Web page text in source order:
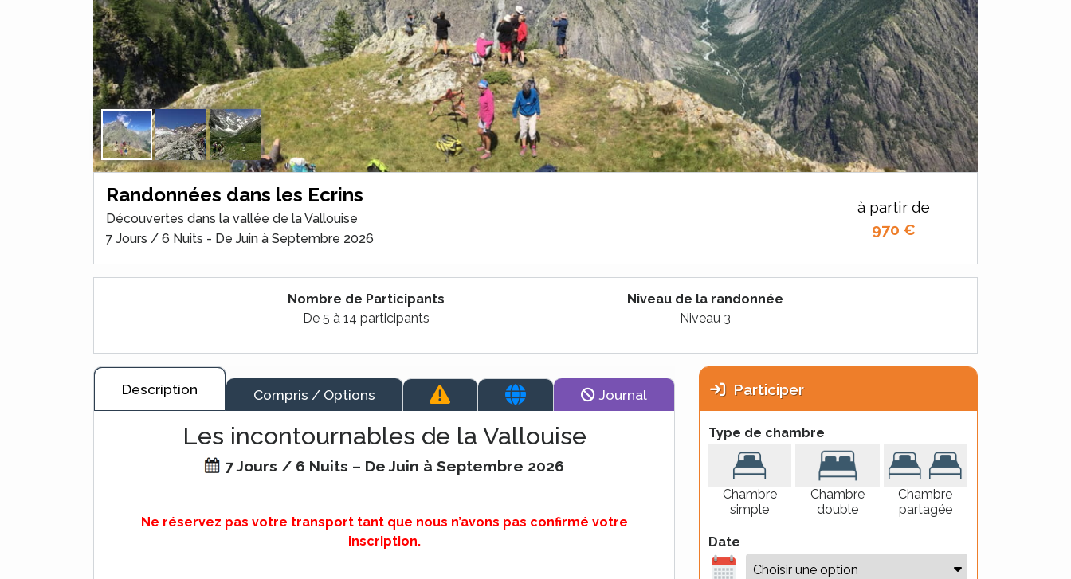
Randonnées dans les Ecrins
Découvertes dans la vallée de la Vallouise
7 Jours / 6 Nuits - De Juin à Septembre 2026
à partir de
970 €
Nombre de Participants
De 5 à 14 participants
Niveau de la randonnée
Niveau 3
Description Compris / Options Journal
Les incontournables de la Vallouise
7 Jours / 6 Nuits – De Juin à Septembre 2026
Ne réservez pas votre transport tant que nous n’avons pas confirmé votre
inscription.
Participer
Type de chambre
Chambre
simple
Chambre
double
Chambre
partagée
Date